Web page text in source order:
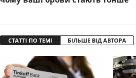
СТАТТІ ПО ТЕМІ БІЛЬШЕ ВІД АВТОРА